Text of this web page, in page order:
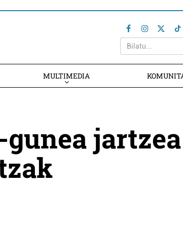
MULTIMEDIA
jartzea